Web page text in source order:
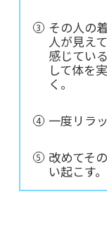
その人の
人が見え
感じてい
して体を
く。
一度リラ
改めてそ
い起こす。